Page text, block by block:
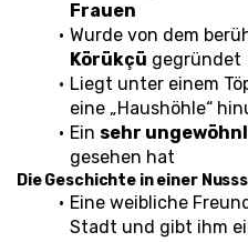
Frauen
Wurde von dem
Körükçü gegründet
Liegt unter einem
eine „Haushöhle“
Ein sehr
gesehen hat
Die Geschichte in einer
Eine weibliche
Stadt und gibt ihm